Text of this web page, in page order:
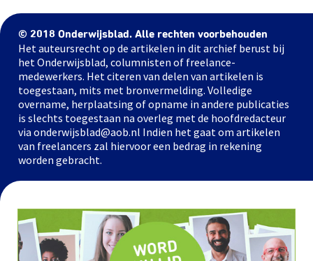
© 2018 Onderwijsblad. Alle rechten voorbehouden
Het auteursrecht op de artikelen in dit archief berust bij
het Onderwijsblad, columnisten of freelance-
medewerkers. Het citeren van delen van artikelen is
toegestaan, mits met bronvermelding. Volledige
overname, herplaatsing of opname in andere publicaties
is slechts toegestaan na overleg met de hoofdredacteur
via onderwijsblad@aob.nl Indien het gaat om artikelen
van freelancers zal hiervoor een bedrag in rekening
worden gebracht.